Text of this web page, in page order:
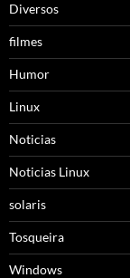
Diversos
filmes
Humor
Linux
Noticias
Noticias Linux
solaris
Tosqueira
Windows